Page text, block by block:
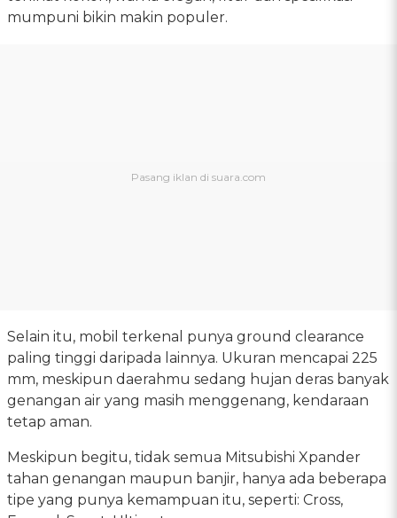
mumpuni bikin makin populer.
Selain itu, mobil terkenal punya ground clearance
paling tinggi daripada lainnya. Ukuran mencapai 225
mm, meskipun daerahmu sedang hujan deras banyak
genangan air yang masih menggenang, kendaraan
tetap aman.
Meskipun begitu, tidak semua Mitsubishi Xpander
tahan genangan maupun banjir, hanya ada beberapa
tipe yang punya kemampuan itu, seperti: Cross,